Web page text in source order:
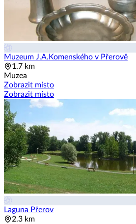
Muzeum J.A.Komenského v Přerově
1.7 km
Muzea
Zobrazit místo
Zobrazit místo
Laguna Přerov
2.3 km